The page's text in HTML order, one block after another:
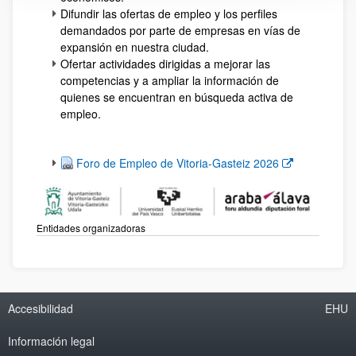
Difundir las ofertas de empleo y los perfiles
demandados por parte de empresas en vías de
expansión en nuestra ciudad.
Ofertar actividades dirigidas a mejorar las
competencias y a ampliar la información de
quienes se encuentran en búsqueda activa de
empleo.
(Abre una nueva ventana)
Foro de Empleo de Vitoria-Gasteiz 2026
Entidades organizadoras
Accesibilidad
Información legal
EHU